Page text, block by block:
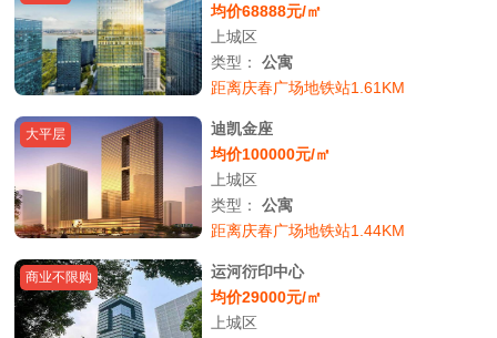
均价68888元/㎡
上城区
类型：公寓
距离庆春广场地铁站1.61KM
大平层
迪凯金座
均价100000元/㎡
上城区
类型：公寓
距离庆春广场地铁站1.44KM
商业不限购
运河衍印中心
均价29000元/㎡
上城区